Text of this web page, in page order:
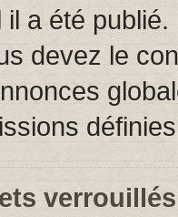
a été
devez le